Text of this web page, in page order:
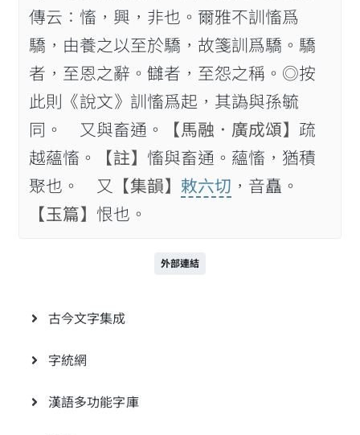
傳云：慉，興，非也。爾雅不訓慉爲
驕，由養之以至於驕，故箋訓爲驕。驕
者，至恩之辭。讎者，至怨之稱。◎按
此則《說文》訓慉爲起，其譌與孫毓
同。 又與畜通。
【馬融．廣成頌】 疏
越蘊慉。
【註】 慉與畜通。蘊慉，猶積
聚也。 又
【集韻】 敕六切 ，音矗。
【玉篇】 恨也。
外部連結
古今文字集成
字統網
漢語多功能字庫